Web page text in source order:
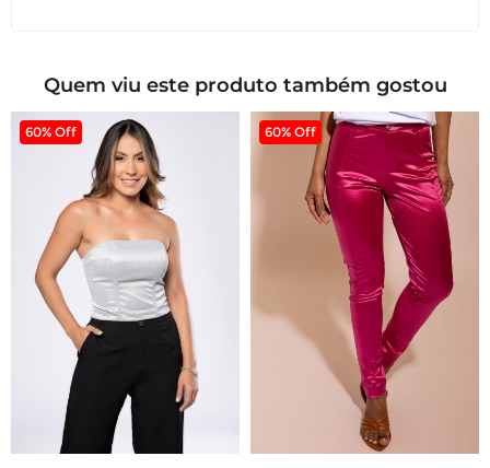
Quem viu este produto também gostou
60% Off 60% Off